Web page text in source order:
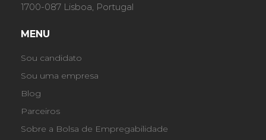
1700-087 Lisboa, Portugal
MENU
Sou candidato
Sou uma empresa
Blog
Parceiros
Sobre a Bolsa de Empregabilidade